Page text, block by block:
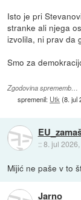
Isto je pri
stranke ali njega
izvolila, ni prav da
Smo za
Zgodovina sprememb…
spremenil: Utk (8. jul
::8. jul
Mijić ne paše v to
Jarno